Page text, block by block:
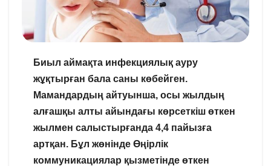
Биыл аймақта инфекциялық ауру
жұқтырған бала саны көбейген.
Мамандардың айтуынша, осы жылдың
алғашқы алты айындағы көрсеткіш өткен
жылмен салыстырғанда 4,4 пайызға
артқан. Бұл жөнінде Өңірлік
коммуникациялар қызметінде өткен